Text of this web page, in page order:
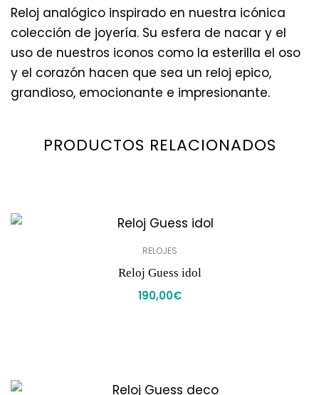
Reloj analógico inspirado en nuestra icónica
colección de joyería. Su esfera de nacar y el
uso de nuestros iconos como la esterilla el oso
y el corazón hacen que sea un reloj epico,
grandioso, emocionante e impresionante.
PRODUCTOS RELACIONADOS
RELOJES
Reloj Guess idol
190,00€